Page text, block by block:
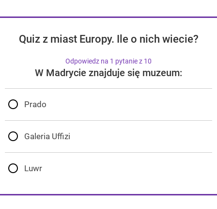
Quiz z miast Europy. Ile o nich wiecie?
Odpowiedz na 1 pytanie z 10
W Madrycie znajduje się muzeum:
Prado
Galeria Uffizi
Luwr